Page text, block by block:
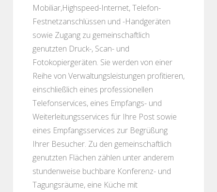
Mobiliar,Highspeed-Internet, Telefon-
Festnetzanschlüssen und -Handgeräten
sowie Zugang zu gemeinschaftlich
genutzten Druck-, Scan- und
Fotokopiergeräten. Sie werden von einer
Reihe von Verwaltungsleistungen profitieren,
einschließlich eines professionellen
Telefonservices, eines Empfangs- und
Weiterleitungsservices für Ihre Post sowie
eines Empfangsservices zur Begrüßung
Ihrer Besucher. Zu den gemeinschaftlich
genutzten Flächen zählen unter anderem
stundenweise buchbare Konferenz- und
Tagungsräume, eine Küche mit